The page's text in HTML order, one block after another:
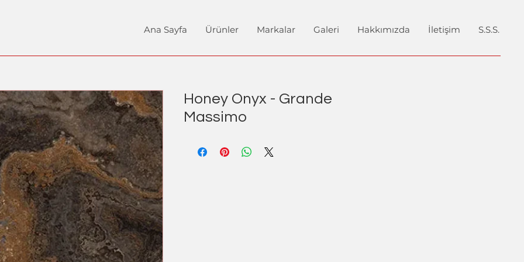
Ana Sayfa Ürünler Markalar Galeri Hakkımızda İletişim S.S.S.
Honey Onyx - Grande
Massimo